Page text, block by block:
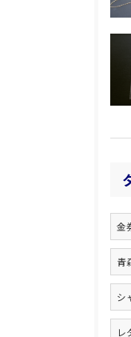
金
青
シ
レ